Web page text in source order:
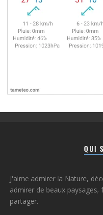
QUI
J'aime admirer la Nature,
admirer de beaux
partager.